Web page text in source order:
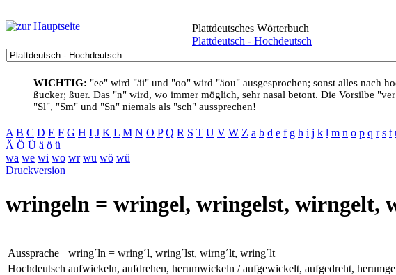
Plattdeutsches Wörterbuch
Plattdeutsch - Hochdeutsch
WICHTIG: "ee" wird "äi" und "oo" wird "äou" ausgesprochen; sonst alles nach
ßucker; ßuer. Das "n" wird, wo immer möglich, sehr nasal betont. Die Vorsilbe
"Sl", "Sm" und "Sn" niemals als "sch" aussprechen!
A B C D E F G H I J K L M N O P Q R S T U V W Z a b d e f g h i j k l m n o p q r s t
Ä Ö Ü ä ö ü
wa we wi wo wr wu wö wü
Druckversion
wringeln = wringel, wringelst, wirngelt,
Aussprache
wring´ln = wring´l, wring´lst, wirng´lt, wring´lt
Hochdeutsch aufwickeln, aufdrehen, herumwickeln / aufgewickelt, aufgedreht,